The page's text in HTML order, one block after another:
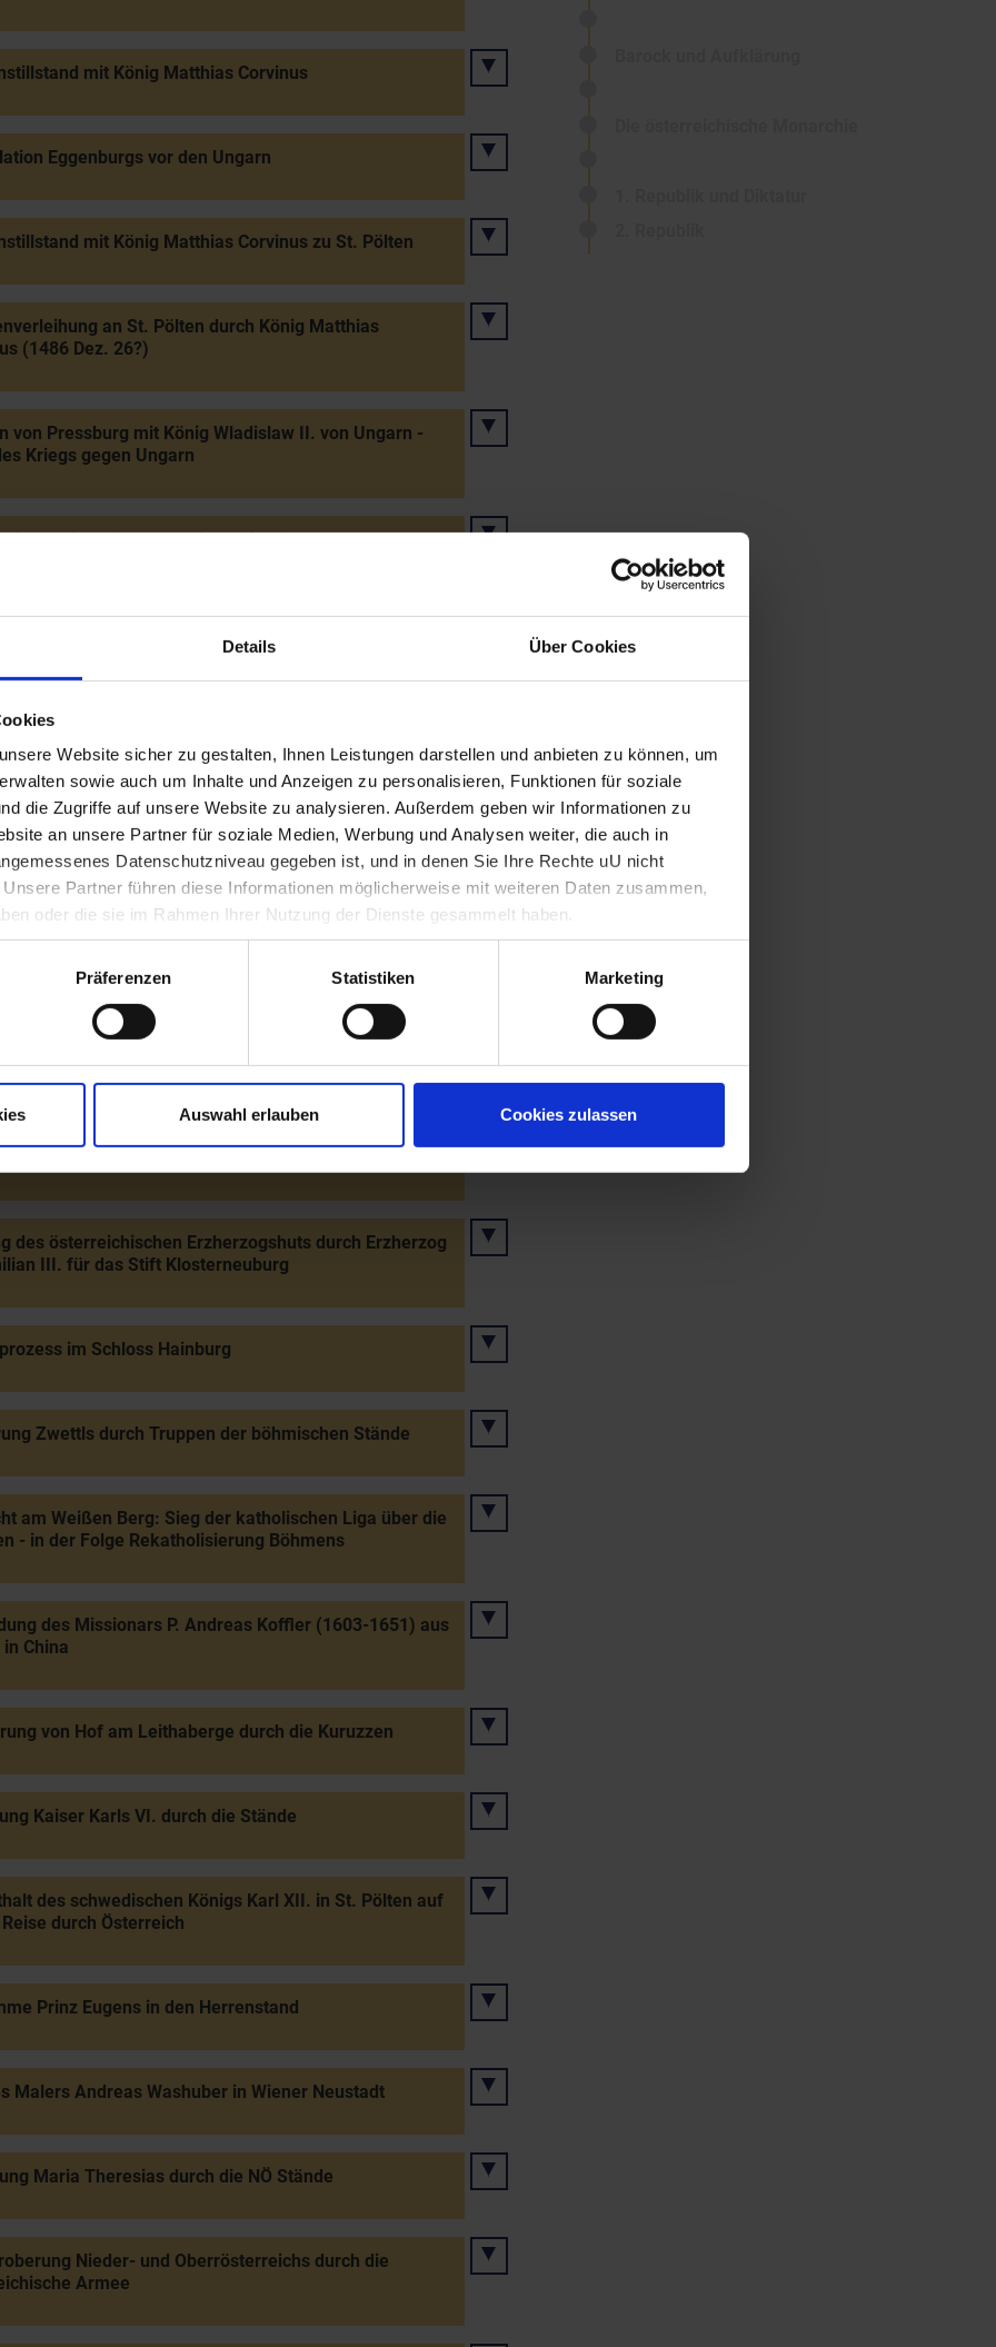
Details Über Cookies
Website sicher zu gestalten, Ihnen Leistungen darstellen und anbieten zu können, um
sowie auch um Inhalte und Anzeigen zu personalisieren, Funktionen für soziale
die Zugriffe auf unsere Website zu analysieren. Außerdem geben wir Informationen zu
an unsere Partner für soziale Medien, Werbung und Analysen weiter, die auch in
Datenschutzniveau gegeben ist, und in denen Sie Ihre Rechte uU nicht
Partner führen diese Informationen möglicherweise mit weiteren Daten zusammen,
oder die sie im Rahmen Ihrer Nutzung der Dienste gesammelt haben.
Präferenzen Statistiken Marketing
Auswahl erlauben Cookies zulassen
mit König Matthias Corvinus
Eggenburgs vor den Ungarn
mit König Matthias Corvinus zu St. Pölten
an St. Pölten durch König Matthias
(1486 Dez. 26?)
von Pressburg mit König Wladislaw II. von Ungarn -
Kriegs gegen Ungarn
für Kaiser Friedrich III. und
eines Wappens und eines zweiten Jahrmarkts zu
Ferdinands I. zum König von Ungarn
und Deportation aller männlichen Wiedertäufer
in Steinabrunn
Kaiser Maximilians II. für den Adel des
Österreich
des österreichischen Erzherzogshuts durch Erzherzog
III. für das Stift Klosterneuburg
im Schloss Hainburg
Zwettls durch Truppen der böhmischen Stände
am Weißen Berg: Sieg der katholischen Liga über die
- in der Folge Rekatholisierung Böhmens
des Missionars P. Andreas Koffler (1603-1651) aus
China
von Hof am Leithaberge durch die Kuruzzen
Kaiser Karls VI. durch die Stände
des schwedischen Königs Karl XII. in St. Pölten auf
durch Österreich
Prinz Eugens in den Herrenstand
Malers Andreas Washuber in Wiener Neustadt
Maria Theresias durch die NÖ Stände
Nieder- und Oberrösterreichs durch die
Armee